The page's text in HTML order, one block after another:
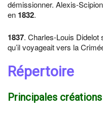
démissionner. Alexis-
en 1832.
1837. Charles-Louis Didelot
qu’il voyageait vers la
Répertoire
Principales